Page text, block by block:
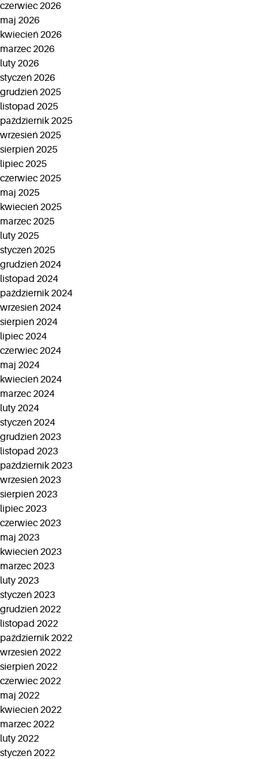
czerwiec 2026
maj 2026
kwiecień 2026
marzec 2026
luty 2026
styczeń 2026
grudzień 2025
listopad 2025
październik 2025
wrzesień 2025
sierpień 2025
lipiec 2025
czerwiec 2025
maj 2025
kwiecień 2025
marzec 2025
luty 2025
styczeń 2025
grudzień 2024
listopad 2024
październik 2024
wrzesień 2024
sierpień 2024
lipiec 2024
czerwiec 2024
maj 2024
kwiecień 2024
marzec 2024
luty 2024
styczeń 2024
grudzień 2023
listopad 2023
październik 2023
wrzesień 2023
sierpień 2023
lipiec 2023
czerwiec 2023
maj 2023
kwiecień 2023
marzec 2023
luty 2023
styczeń 2023
grudzień 2022
listopad 2022
październik 2022
wrzesień 2022
sierpień 2022
czerwiec 2022
maj 2022
kwiecień 2022
marzec 2022
luty 2022
styczeń 2022